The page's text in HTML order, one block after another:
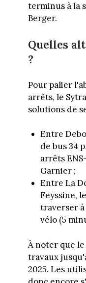
terminus à la
Berger.
Quelles
?
Pour palier
arrêts, le
solutions de
Entre
de bus 34
arrêts
Garnier ;
Entre La
Feyssine,
traverser à
vélo (5
À noter que le
travaux
2025. Les